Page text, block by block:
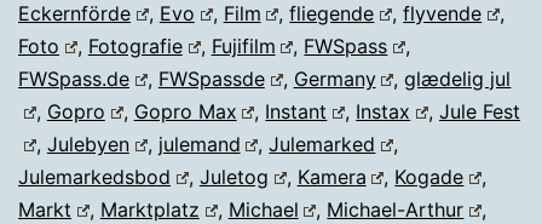
Eckernförde
, Evo , Film ,fliegende ,flyvende
,
Foto
, Fotografie , Fujifilm , FWSpass
,
FWSpass.de
, FWSpassde , Germany ,glædelig jul
, Gopro , Gopro Max , Instant , Instax , Jule Fest
, Julebyen , julemand ,Julemarked
,
Julemarkedsbod
, Juletog , Kamera , Kogade
,
Markt
, Marktplatz , Michael , Michael-Arthur
,